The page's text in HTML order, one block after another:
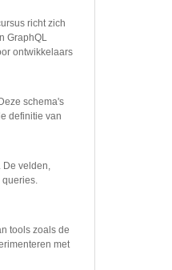
richt zich
GraphQL
ontwikkelaars
schema's
definitie van
De velden,
queries.
tools zoals de
met